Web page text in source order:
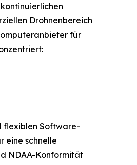
Drohnenbereich
für
flexiblen Software-
eine schnelle
NDAA-Konformität